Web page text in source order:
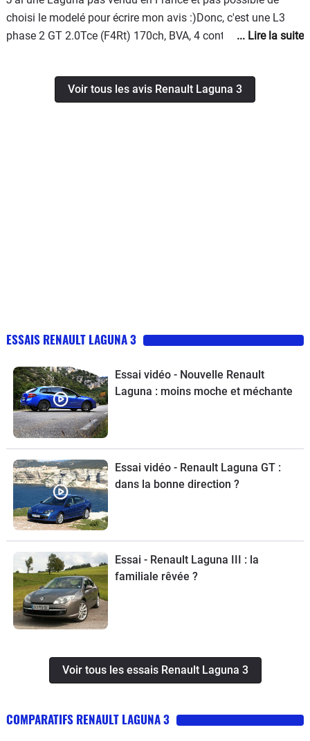
choisi le modelé pour écrire mon avis :)Donc, c'est une L3
phase 2 GT 2.0Tce (F4Rt) 170ch, BVA, 4 control Bose
diesel à l'époque.Elle a maintenant 98500km, achetée en
Voir tous les avis Renault Laguna 3
ESSAIS RENAULT LAGUNA 3
Essai vidéo - Nouvelle Renault
Laguna : moins moche et méchante
Essai vidéo - Renault Laguna GT :
dans la bonne direction ?
Essai - Renault Laguna III : la
familiale rêvée ?
Voir tous les essais Renault Laguna 3
COMPARATIFS RENAULT LAGUNA 3